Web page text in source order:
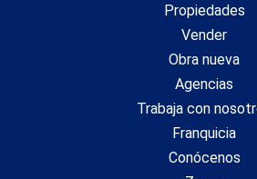
Propiedades
Vender
Obra nueva
Agencias
Trabaja con
Franquicia
Conócenos